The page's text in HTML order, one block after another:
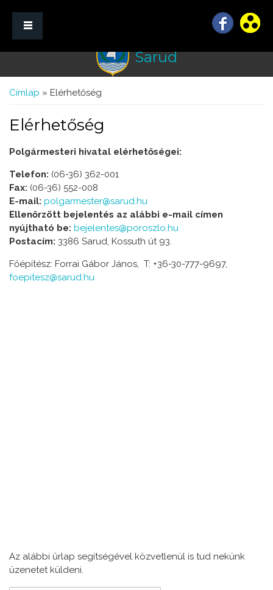
Sarud
Jelenlegi hely
Címlap » Elérhetőség
Elérhetőség
Polgármesteri hivatal elérhetőségei:
Telefon: (06-36) 362-001
Fax: (06-36) 552-008
E-mail: polgarmester@sarud.hu
Ellenőrzött bejelentés az alábbi e-mail címen
nyújtható be: bejelentes@poroszlo.hu
Postacím: 3386 Sarud, Kossuth út 93.
Főépítész: Forrai Gábor János, T: +36-30-777-9697​,
foepitesz@sarud.hu
Az alábbi űrlap segítségével közvetlenül is tud nekünk
üzenetet küldeni.